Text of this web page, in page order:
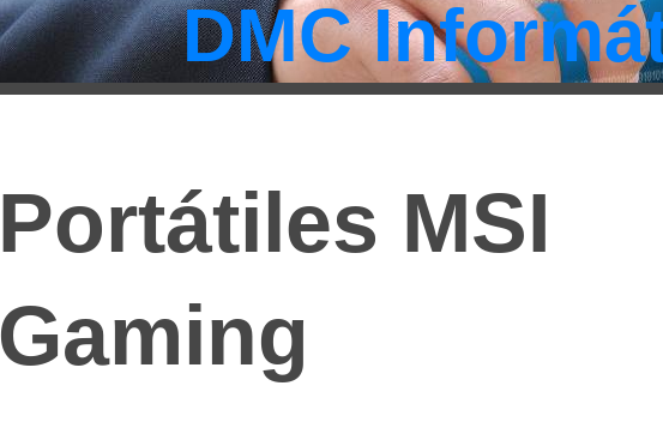
DMC
Portátiles MSI
Gaming